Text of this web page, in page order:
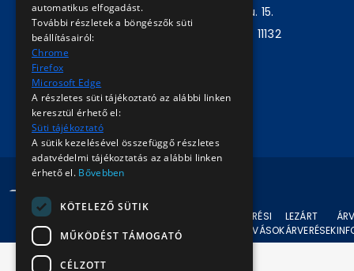
Székhely:1072 Budapest, Akácfa u. 15.
Központ telefon:
+36 1 461 6500 / 11132
mellék
Írjon nekünk!
ÁRVERÉSEK
ÁRVERÉSI
FELHÍVÁSOK
LEZÁRT
ÁRVERÉSEK
automatikus elfogadást.
További részletek a böngészők süti
beállításairól:
Chrome
Firefox
Microsoft Edge
A részletes süti tájékoztató az alábbi linken
keresztül érhető el:
Süti tájékoztató
A sütik kezelésével összefüggő részletes
adatvédelmi tájékoztatás az alábbi linken
érhető el. Bővebben
KÖTELEZŐ SÜTIK
MŰKÖDÉST TÁMOGATÓ
CÉLZOTT